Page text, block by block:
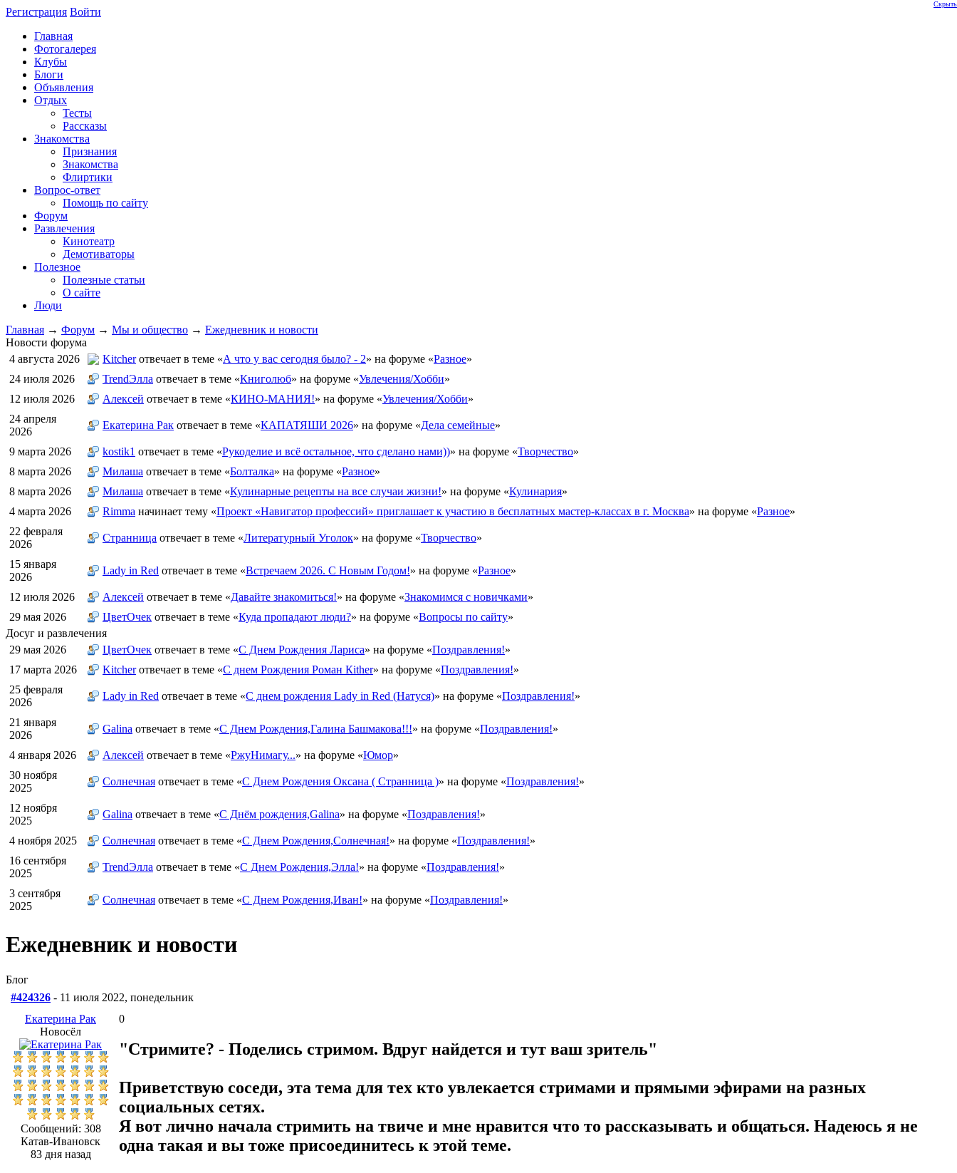
Регистрация Войти
Главная
Фотогалерея
Клубы
Блоги
Объявления
Отдых
Тесты
Рассказы
Знакомства
Признания
Знакомства
Флиртики
Вопрос-ответ
Помощь по сайту
Форум
Развлечения
Кинотеатр
Демотиваторы
Полезное
Полезные статьи
О сайте
Люди
Главная → Форум → Мы и общество → Ежедневник и новости
Новости форума
4 августа 2026
Kitcherотвечает в теме «А что у вас сегодня было? - 2» на форуме «Разное»
24 июля 2026
TrendЭлла отвечает в теме «Книголюб» на форуме «Увлечения/Хобби»
12 июля 2026
Алексей отвечает в теме «КИНО-МАНИЯ!» на форуме «Увлечения/Хобби»
24 апреля
2026
Екатерина Рак отвечает в теме «КАПАТЯШИ 2026» на форуме «Дела семейные»
9 марта 2026 kostik1 отвечает в теме «Рукоделие и всё остальное, что сделано нами))» на форуме «Творчество»
8 марта 2026
Милаша отвечает в теме «Болталка» на форуме «Разное»
8 марта 2026
Милаша отвечает в теме «Кулинарные рецепты на все случаи жизни!» на форуме «Кулинария»
4 марта 2026
Rimma начинает тему «Проект «Навигатор профессий» приглашает к участию в бесплатных мастер-классах в г. Москва» на форуме «Разное»
22 февраля
2026
Странница отвечает в теме «Литературный Уголок» на форуме «Творчество»
15 января
2026
Lady in Red отвечает в теме «Встречаем 2026. С Новым Годом!» на форуме «Разное»
12 июля 2026 Алексей отвечает в теме «Давайте знакомиться!» на форуме «Знакомимся с новичками»
29 мая 2026
ЦветOчек отвечает в теме «Куда пропадают люди?» на форуме «Вопросы по сайту»
Досуг и развлечения
29 мая 2026
ЦветOчек отвечает в теме «С Днем Рождения Лариса» на форуме «Поздравления!»
17 марта 2026
Kitcherотвечает в теме «С днем Рождения Роман Кither» на форуме «Поздравления!»
25 февраля
2026
Lady in Red отвечает в теме «С днем рождения Lady in Red (Натуся)» на форуме «Поздравления!»
21 января
2026
Galina отвечает в теме «С Днем Рождения,Галина Башмакова!!!» на форуме «Поздравления!»
4 января 2026 Алексей отвечает в теме «РжуНимагу...» на форуме «Юмор»
30 ноября
2025
Солнечная отвечает в теме «С Днем Рождения Оксана ( Странница )» на форуме «Поздравления!»
12 ноября
2025
Galina отвечает в теме «С Днём рождения,Galina» на форуме «Поздравления!»
4 ноября 2025 Солнечная отвечает в теме «С Днем Рождения,Солнечная!» на форуме «Поздравления!»
16 сентября
2025
TrendЭлла отвечает в теме «С Днем Рождения,Элла!» на форуме «Поздравления!»
3 сентября
2025
Солнечная отвечает в теме «С Днем Рождения,Иван!» на форуме «Поздравления!»
Ежедневник и новости
Блог
#424326 - 11 июля 2022, понедельник
Екатерина Рак
Новосёл
Сообщений: 308
Катав-Ивановск
83 дня назад
0
"Стримите? - Поделись стримом. Вдруг найдется и тут ваш зритель"
Приветствую соседи, эта тема для тех кто увлекается стримами и прямыми эфирами на разных
социальных сетях.
Я вот лично начала стримить на твиче и мне нравится что то рассказывать и общаться. Надеюсь я не
одна такая и вы тоже присоединитесь к этой теме.
Скрыть